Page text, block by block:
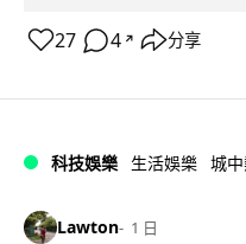
27 4 ↗ 分享
科技娛樂 生活娛樂 城
Lawton 1 日